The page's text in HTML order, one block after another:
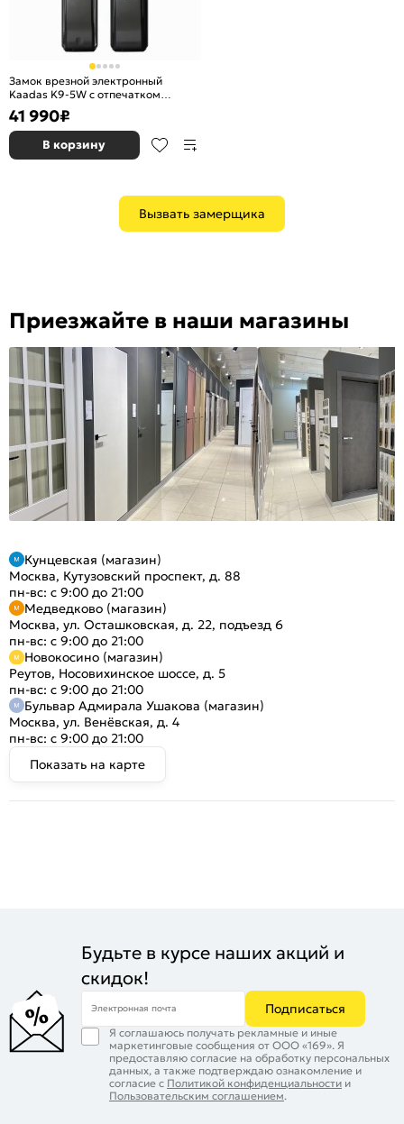
Замок врезной электронный
Kaadas K9-5W с отпечатком
пальца, со встроенным модулем
WIFI, черный
41 990₽
В корзину
Вызвать замерщика
Приезжайте в наши магазины
Кунцевская (магазин)
Москва, Кутузовский проспект, д. 88
пн-вс: с 9:00 до 21:00
Медведково (магазин)
Москва, ул. Осташковская, д. 22, подъезд 6
пн-вс: с 9:00 до 21:00
Новокосино (магазин)
Реутов, Носовихинское шоссе, д. 5
пн-вс: с 9:00 до 21:00
Бульвар Адмирала Ушакова (магазин)
Москва, ул. Венёвская, д. 4
пн-вс: с 9:00 до 21:00
Показать на карте
Будьте в курсе наших акций и
скидок!
Электронная почта Подписаться
Я соглашаюсь получать рекламные и иные
маркетинговые сообщения от ООО «169». Я
предоставляю согласие на обработку персональных
данных, а также подтверждаю ознакомление и
согласие с Политикой конфиденциальности и
Пользовательским соглашением.